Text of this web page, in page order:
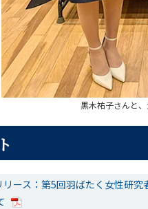
黒木祐子さんと
ース：第5回羽ばたく女性研